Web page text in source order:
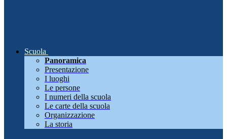
Scuola
Panoramica
Presentazione
I luoghi
Le persone
I numeri della scuola
Le carte della scuola
Organizzazione
La storia